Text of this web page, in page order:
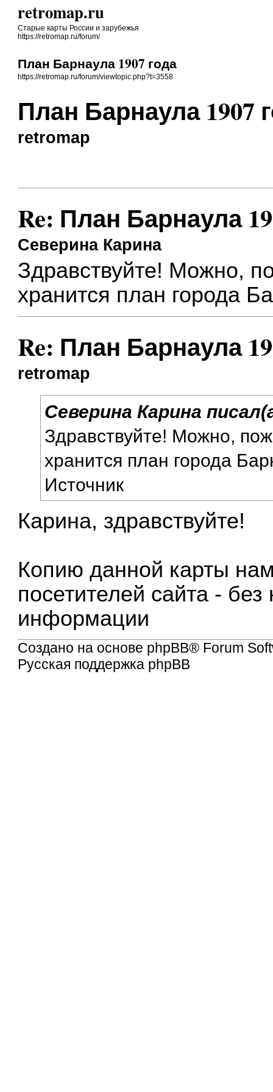
retromap.ru
Старые карты России и зарубежья
https://retromap.ru/forum/
План Барнаула 1907 года
https://retromap.ru/forum/viewtopic.php?t=3558
План Барнаула 1907
retromap
Re: План Барнаула
Северина Карина
Здравствуйте! Можно,
хранится план города
Re: План Барнаула
retromap
Северина Карина
Здравствуйте! Можно,
хранится план города
Источник
Карина, здравствуйте!
Копию данной карты
посетителей сайта -
информации
Создано на основе phpBB® Forum
Русская поддержка phpBB